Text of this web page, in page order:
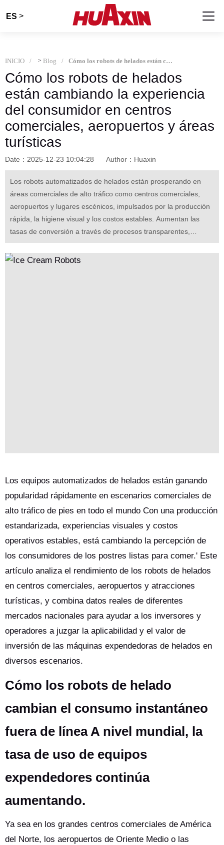
ES >
INICIO > Blog Cómo los robots de helados están cambiando la experiencia del consumidor en centros comerciales, aeropuertos y áreas turísticas
Cómo los robots de helados
están cambiando la experiencia
del consumidor en centros
comerciales, aeropuertos y áreas
turísticas
Date：2025-12-23 10:04:28 Author：Huaxin
Los robots automatizados de helados están prosperando en
áreas comerciales de alto tráfico como centros comerciales,
aeropuertos y lugares escénicos, impulsados por la producción
rápida, la higiene visual y los costos estables. Aumentan las
tasas de conversión a través de procesos transparentes,
opciones de múltiples sabores y marketing basado en pantallas.
El ROI depende de las métricas de ubicación, la orientación de
Los equipos automatizados de helados están ganando
popularidad rápidamente en escenarios comerciales de
alto tráfico de pies en todo el mundo Con una producción
estandarizada, experiencias visuales y costos
operativos estables, está cambiando la percepción de
los consumidores de los postres listas para comer.' Este
artículo analiza el rendimiento de los robots de helados
en centros comerciales, aeropuertos y atracciones
turísticas, y combina datos reales de diferentes
mercados nacionales para ayudar a los inversores y
operadores a juzgar la aplicabilidad y el valor de
inversión de las máquinas expendedoras de helados en
diversos escenarios.
Cómo los robots de helado
cambian el consumo instantáneo
fuera de línea A nivel mundial, la
tasa de uso de equipos
expendedores continúa
aumentando.
Ya sea en los grandes centros comerciales de América
del Norte, los aeropuertos de Oriente Medio o las